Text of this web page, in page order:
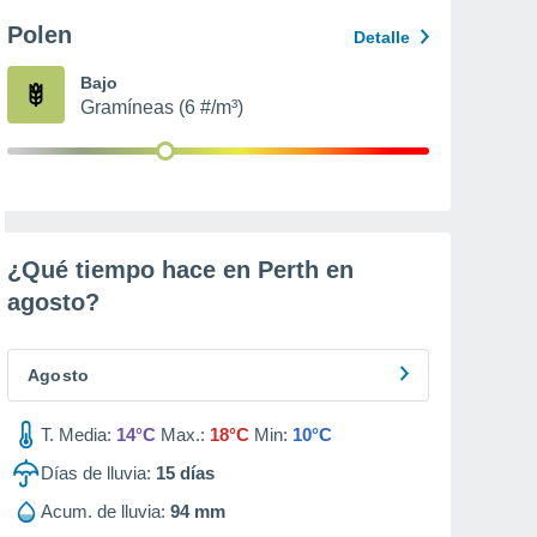
Polen Detalle
Bajo
Gramíneas (6 #/m³)
¿Qué tiempo hace en Perth en
agosto?
Agosto
T. Media: 14°C Max.: 18°C Min: 10°C
Días de lluvia: 15 días
Acum. de lluvia: 94 mm